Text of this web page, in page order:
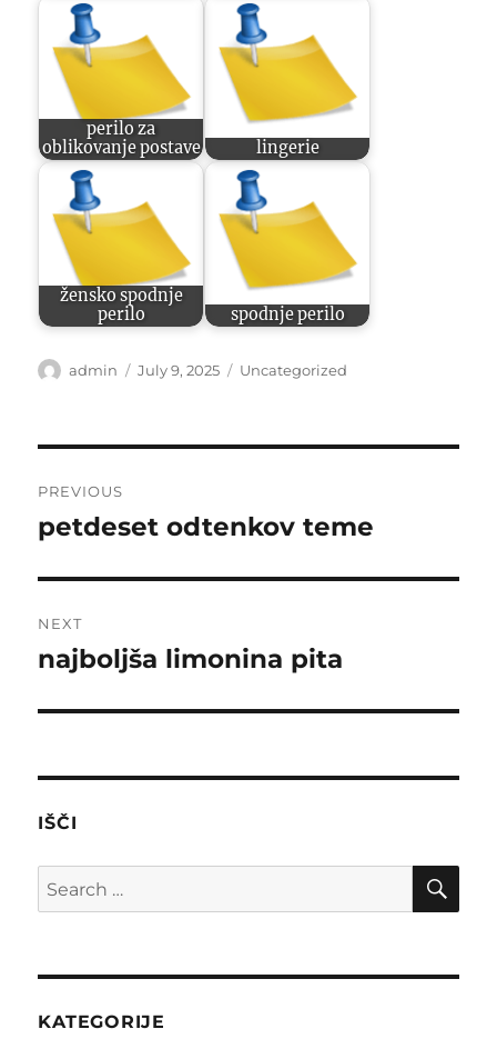
perilo za
oblikovanje postave
lingerie
žensko spodnje
perilo
spodnje perilo
Author
admin
Posted
July 9, 2025 Categories
Uncategorized
navigation
PREVIOUS
Previous
petdeset odtenkov teme
NEXT
Next
najboljša limonina pita
IŠČI
Search
for:
KATEGORIJE